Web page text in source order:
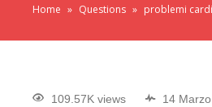
Home » Questions » problemi
109.57K views
14